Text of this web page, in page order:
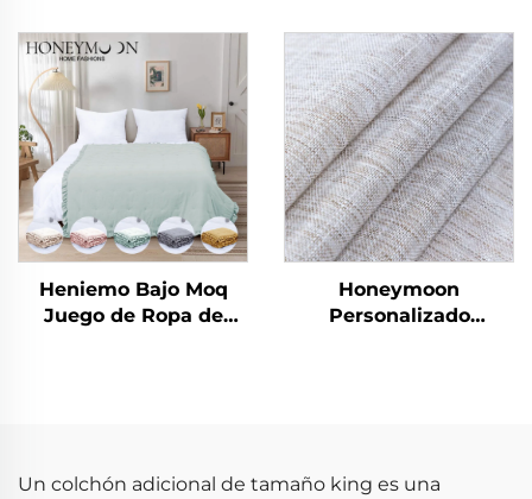
CozyLux Edredón de
Sarga Rizada
Poliéster Súper Suave
Personalizada
Reversible Doble Cara
de Sherpa
Heniemo Bajo Moq
Juego de Ropa de
Honeymoon
Personalizado
Un colchón adicional de tamaño king es una